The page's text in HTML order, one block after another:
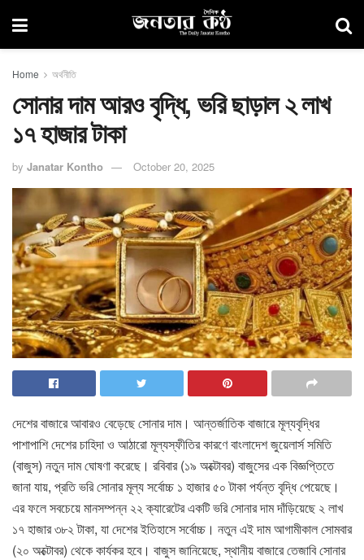
Home অর্থনীতি
সোনার দাম আরও বৃদ্ধি, ভরি ছাড়াল ২ লাখ
১৭ হাজার টাকা
by Janatar Kontho October 20, 2025
দেশের বাজারে আবারও বেড়েছে সোনার দাম। আন্তর্জাতিক বাজারে মূল্যবৃদ্ধির
পাশাপাশি দেশের চাহিদা ও আঠারো মূল্যস্ফীতির কারণে বাংলাদেশ জুয়েলার্স সমিতি
(বাজুস) নতুন দাম ঘোষণা করেছে। রবিবার (১৯ অক্টোবর) বাজুসের এক বিজ্ঞপ্তিতে
জানা যায়, প্রতি ভরি সোনার মূল্য সর্বোচ্চ ১ হাজার ৫০ টাকা পর্যন্ত বৃদ্ধি পেয়েছে।
এর ফলে সবচেয়ে মানসম্পন্ন ২২ ক্যারেটের একটি ভরি সোনার দাম দাঁড়িয়েছে ২ লাখ
১৭ হাজার ৩৮২ টাকা, যা দেশের ইতিহাসে সর্বোচ্চ। নতুন এই দাম আগামীকাল সোমবার
(২০ অক্টোবর) থেকে কার্যকর হবে। বাজুস জানিয়েছে, স্থানীয় বাজারে তেজাবি সোনার